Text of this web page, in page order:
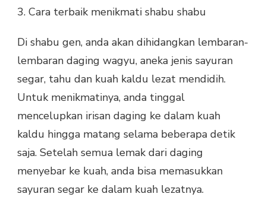
3. Cara terbaik menikmati shabu shabu
Di shabu gen, anda akan dihidangkan lembaran-
lembaran daging wagyu, aneka jenis sayuran
segar, tahu dan kuah kaldu lezat mendidih.
Untuk menikmatinya, anda tinggal
mencelupkan irisan daging ke dalam kuah
kaldu hingga matang selama beberapa detik
saja. Setelah semua lemak dari daging
menyebar ke kuah, anda bisa memasukkan
sayuran segar ke dalam kuah lezatnya.